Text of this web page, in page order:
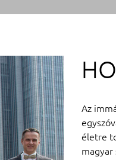
Az
életre
magyar